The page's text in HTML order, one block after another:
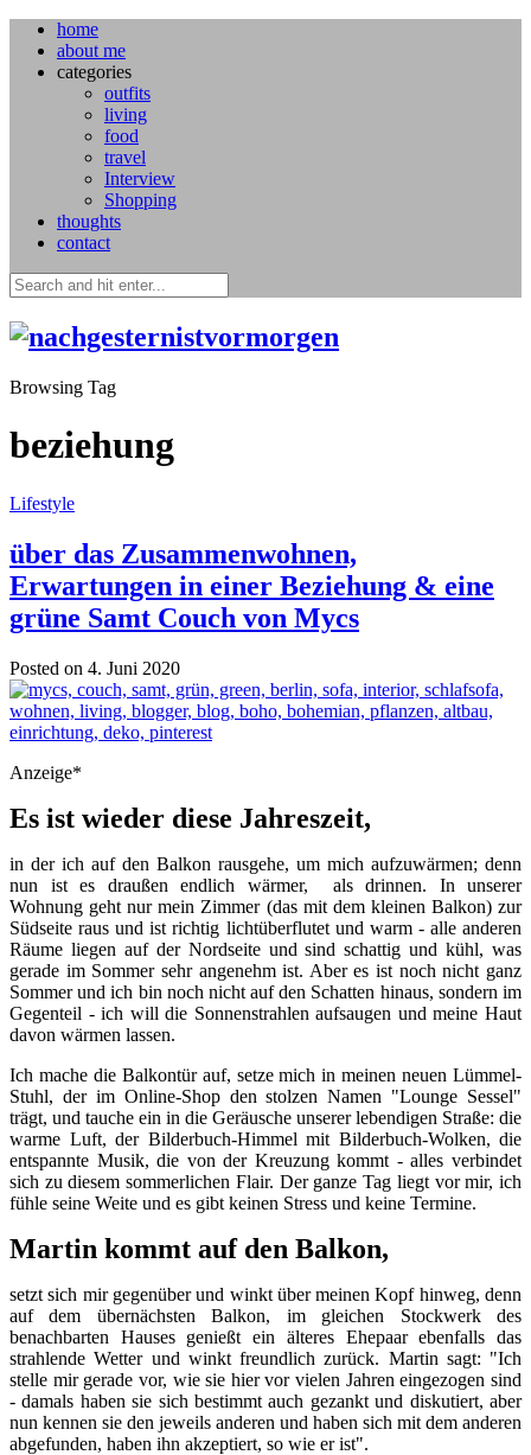
home
about me
categories
outfits
living
food
travel
Interview
Shopping
thoughts
contact
Browsing Tag
beziehung
Lifestyle
über das Zusammenwohnen,
Erwartungen in einer Beziehung & eine
grüne Samt Couch von Mycs
Posted on 4. Juni 2020
Anzeige*
Es ist wieder diese Jahreszeit,
in der ich auf den Balkon rausgehe, um mich aufzuwärmen; denn
nun ist es draußen endlich wärmer, als drinnen. In unserer
Wohnung geht nur mein Zimmer (das mit dem kleinen Balkon) zur
Südseite raus und ist richtig lichtüberflutet und warm - alle anderen
Räume liegen auf der Nordseite und sind schattig und kühl, was
gerade im Sommer sehr angenehm ist. Aber es ist noch nicht ganz
Sommer und ich bin noch nicht auf den Schatten hinaus, sondern im
Gegenteil - ich will die Sonnenstrahlen aufsaugen und meine Haut
davon wärmen lassen.
Ich mache die Balkontür auf, setze mich in meinen neuen Lümmel-
Stuhl, der im Online-Shop den stolzen Namen "Lounge Sessel"
trägt, und tauche ein in die Geräusche unserer lebendigen Straße: die
warme Luft, der Bilderbuch-Himmel mit Bilderbuch-Wolken, die
entspannte Musik, die von der Kreuzung kommt - alles verbindet
sich zu diesem sommerlichen Flair. Der ganze Tag liegt vor mir, ich
fühle seine Weite und es gibt keinen Stress und keine Termine.
Martin kommt auf den Balkon,
setzt sich mir gegenüber und winkt über meinen Kopf hinweg, denn
auf dem übernächsten Balkon, im gleichen Stockwerk des
benachbarten Hauses genießt ein älteres Ehepaar ebenfalls das
strahlende Wetter und winkt freundlich zurück. Martin sagt: "Ich
stelle mir gerade vor, wie sie hier vor vielen Jahren eingezogen sind
- damals haben sie sich bestimmt auch gezankt und diskutiert, aber
nun kennen sie den jeweils anderen und haben sich mit dem anderen
abgefunden, haben ihn akzeptiert, so wie er ist".